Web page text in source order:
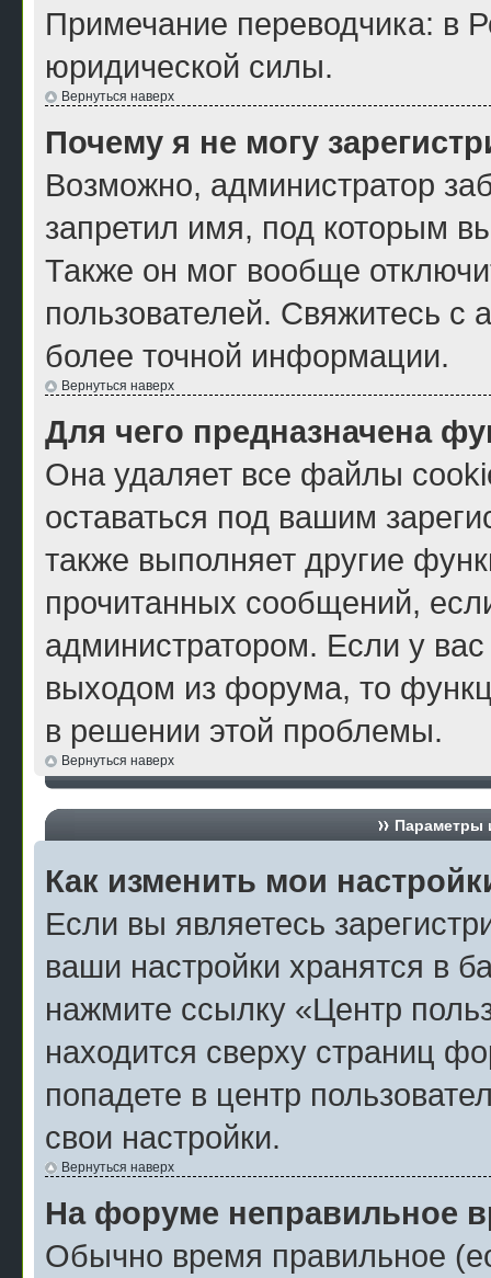
Примечание переводчика: в
юридической силы.
Вернуться наверх
Почему я не могу
Возможно, администратор
запретил имя, под которым
Также он мог вообще
пользователей. Свяжитесь с
более точной информации.
Вернуться наверх
Для чего предназначена
Она удаляет все файлы
оставаться под вашим
также выполняет другие
прочитанных сообщений,
администратором. Если у
выходом из форума, то
в решении этой проблемы.
Вернуться наверх
Параметры
Как изменить мои
Если вы являетесь
ваши настройки хранятся в
нажмите ссылку «Центр
находится сверху страниц
попадете в центр
свои настройки.
Вернуться наверх
На форуме неправильное
Обычно время правильное